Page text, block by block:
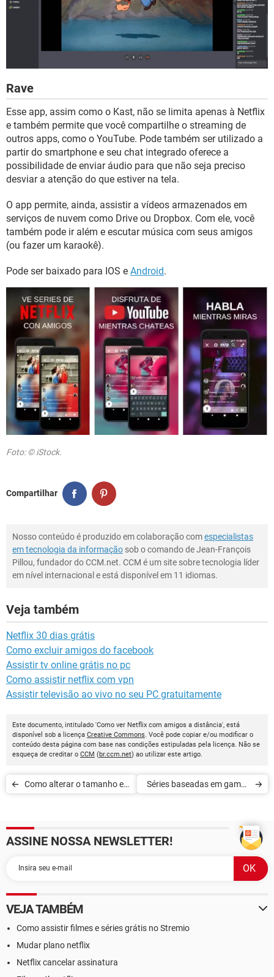
Rave
Esse app, assim como o Kast, não se limita apenas à Netflix
e também permite que você compartilhe o streaming de
outros apps, como o YouTube. Pode também ser utilizado a
partir do smartphone e seu chat integrado oferece a
possibilidade de enviar áudio para que não seja preciso
desviar a atenção do que estiver na tela.
O app permite, ainda, assistir a vídeos armazenados em
serviços de nuvem como Drive ou Dropbox. Com ele, você
também pode ir além e escutar música com seus amigos
(ou fazer um karaokê).
Pode ser baixado para IOS e Android.
Foto: © iStock.
Compartilhar
Nosso conteúdo é produzido em colaboração comespecialistas
em tecnologia da informação sob o comando de Jean-François
Pillou, fundador do CCM.net. CCM é um site sobre tecnologia líder
em nível internacional e está disponível em 11 idiomas.
Veja também
Netflix 30 dias grátis
Como excluir amigos do facebook
Assistir tv online grátis no pc
Como assistir netflix com vpn
Assistir televisão ao vivo no seu PC gratuitamente
Este documento, intitulado 'Como ver Netflix com amigos a distância', está
disponível sob a licença Creative Commons. Você pode copiar e/ou modificar o
conteúdo desta página com base nas condições estipuladas pela licença. Não se
esqueça de creditar o CCM (br.ccm.net) ao utilizar este artigo.
Como alterar o tamanho e
Séries baseadas em games
ASSINE NOSSA NEWSLETTER!
VEJA TAMBÉM
Como assistir filmes e séries grátis no Stremio
Mudar plano netflix
Netflix cancelar assinatura